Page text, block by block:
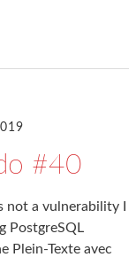
#40
not a vulnerability I
PostgreSQL
Plein-Texte avec